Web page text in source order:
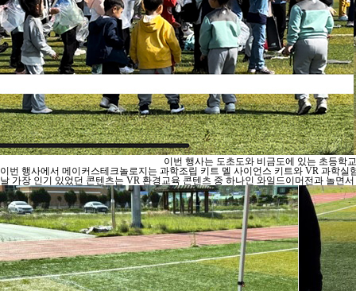
이번 행사는 도초도와 비금도에 있는 초등학
이번 행사에서 메이커스테크놀로지는 과학조립 키트 멜 사이언스 키트와 VR 과학
날 가장 인기 있었던 콘텐츠는 VR 환경교육 콘텐츠 중 하나인 와일드이머전과 놀면